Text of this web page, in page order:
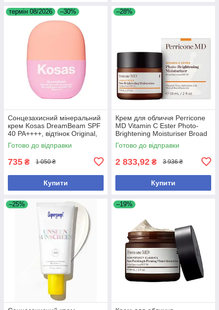
термін 08/2026 –30%
Сонцезахисний мінеральний
крем Kosas DreamBeam SPF
40 PA++++, відтінок Original,
15 мл
Готово до відправки
735 ₴ 1 050 ₴
Купити
–28%
Крем для обличчя Perricone
MD Vitamin C Ester Photo-
Brightening Moisturiser Broad
Spectrum SPF 30, 59 мл
Готово до відправки
2 833,92 ₴ 3 936 ₴
Купити
–25% –19%